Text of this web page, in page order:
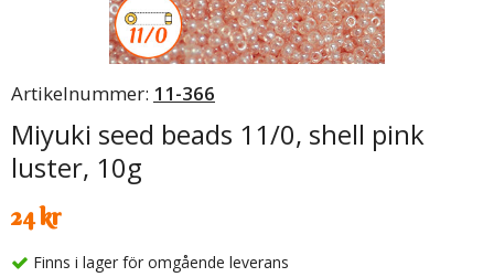
Artikelnummer: 11-366
Miyuki seed beads 11/0, shell pink
luster, 10g
24 kr
Finns i lager för omgående leverans